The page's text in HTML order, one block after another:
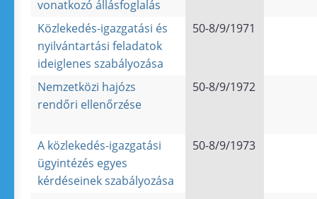
vonatkozó állásfoglalás
Közlekedés-igazgatási és
nyilvántartási feladatok
ideiglenes szabályozása
50-8/9/1971
Nemzetközi hajózs
rendőri ellenőrzése
50-8/9/1972
A közlekedés-igazgatási
ügyintézés egyes
kérdéseinek szabályozása
50-8/9/1973